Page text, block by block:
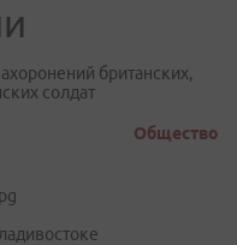
британских,
солдат
Общество